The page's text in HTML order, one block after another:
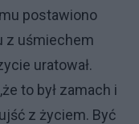
postawiono
z uśmiechem
uratował.
to był zamach i
z życiem. Być